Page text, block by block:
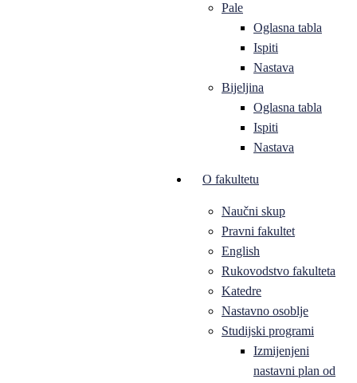
Pale
Oglasna tabla
Ispiti
Nastava
Bijeljina
Oglasna tabla
Ispiti
Nastava
O fakultetu
Naučni skup
Pravni fakultet
English
Rukovodstvo fakulteta
Katedre
Nastavno osoblje
Studijski programi
Izmijenjeni
nastavni plan od